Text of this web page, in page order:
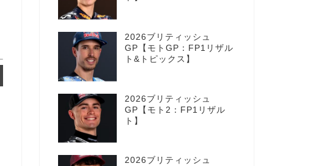
2026ブリティッシュ
GP【モトGP：FP1リザル
ト&トピックス】
2026ブリティッシュ
GP【モト2：FP1リザル
ト】
2026ブリティッシュ